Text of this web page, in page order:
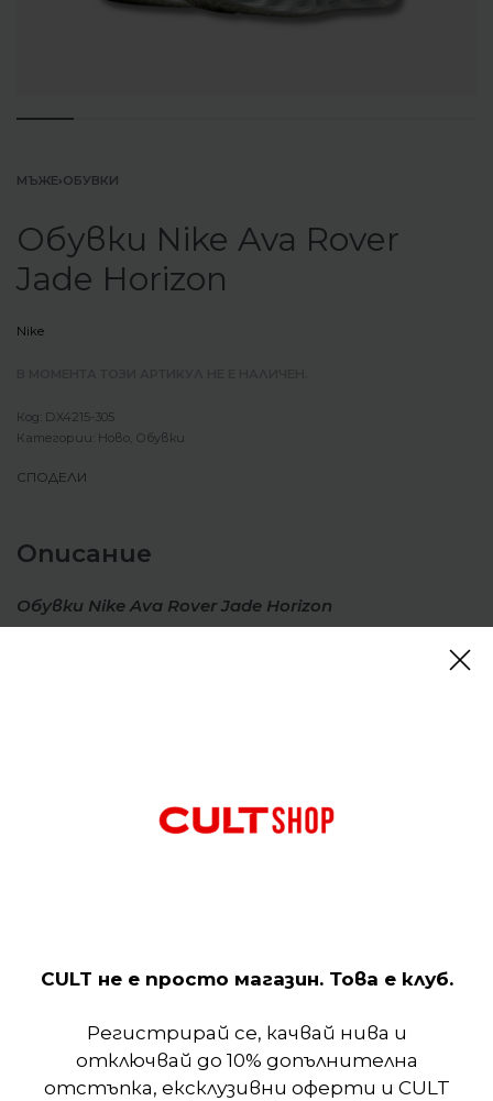
МЪЖЕ›ОБУВКИ
Обувки Nike Ava Rover
Jade Horizon
Nike
DX4215-305
Категории: Ново Обувки
СПОДЕЛИ
Описание
Обувки Nike Ava Rover Jade Horizon
Иновация, готова за изпълнение, проектирана за
колкото се усеща.
CULT не е просто магазин. Това е клуб.
Регистрирай се, качвай нива и
отключвай до 10% допълнителна
отстъпка, ексклузивни оферти и CULT